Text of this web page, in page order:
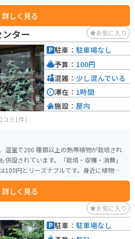
た、神道をテーマにした展示では、珍しい
本の宗教文化を学ぶことができます。さら
おり、訪れるたびに新しい発見がありま
、日本の歴史と文化をじっくりと楽しむこ
詳しく見る
ター お気に入り
コミ1件）
温室で200 種類以上の熱帯植物が栽培され
設されています。「栽培・収穫・消費」
100円とリーズナブルです。身近に植物の存
やワークショップなども定期的に開催され
詳しく見る
駐車： 駐車場なし
予算： 100円
混雑： 少し混んでいる
滞在： 1時間
施設： 屋内
お気に入り
駐車： 駐車場なし